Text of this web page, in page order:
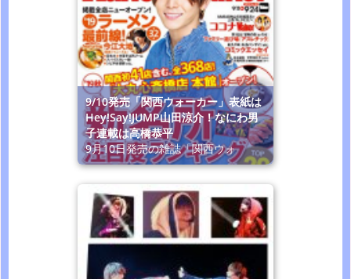
9/10発売「関西ウォーカー」表紙は
Hey!Say!JUMP山田涼介！なにわ男
子連載は高橋恭平
9月10日発売の雑誌「関西ウォ